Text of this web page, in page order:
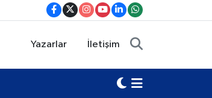
Yazarlar İletişim